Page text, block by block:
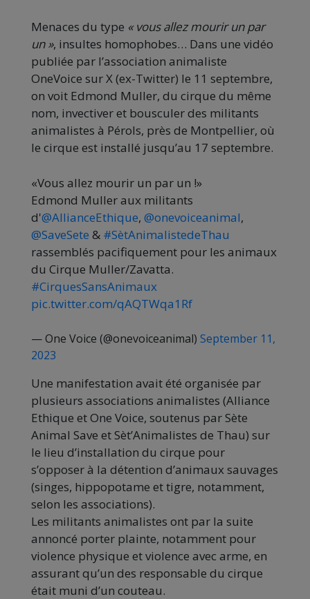
Menaces du type « vous allez mourir un par
un », insultes homophobes… Dans une vidéo
publiée par l’association animaliste
OneVoice sur X (ex-Twitter) le 11 septembre,
on voit Edmond Muller, du cirque du même
nom, invectiver et bousculer des militants
animalistes à Pérols, près de Montpellier, où
le cirque est installé jusqu’au 17 septembre.
«Vous allez mourir un par un !»
Edmond Muller aux militants
d'@AllianceEthique, @onevoiceanimal,
@SaveSete & #SètAnimalistedeThau
rassemblés pacifiquement pour les animaux
du Cirque Muller/Zavatta.
#CirquesSansAnimaux
pic.twitter.com/qAQTWqa1Rf
— One Voice (@onevoiceanimal) September 11,
2023
Une manifestation avait été organisée par
plusieurs associations animalistes (Alliance
Ethique et One Voice, soutenus par Sète
Animal Save et Sèt’Animalistes de Thau) sur
le lieu d’installation du cirque pour
s’opposer à la détention d’animaux sauvages
(singes, hippopotame et tigre, notamment,
selon les associations).
Les militants animalistes ont par la suite
annoncé porter plainte, notamment pour
violence physique et violence avec arme, en
assurant qu’un des responsable du cirque
était muni d’un couteau.